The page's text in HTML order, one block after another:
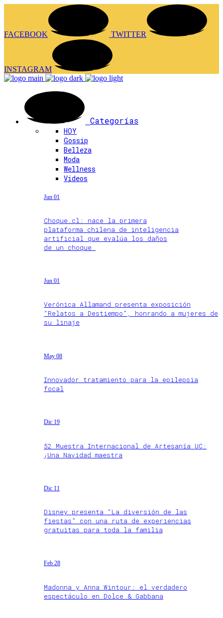
FACEBOOK TWITTER
INSTAGRAM
Categorías
HOY
Gossip
Belleza
Moda
Wellness
Videos
Jun 01
Choque.cl: nace la primera
plataforma chilena de inteligencia
artificial que evalúa los daños
de un choque
Jun 01
Verónica Allamand presenta exposición
“Relatos a Destiempo”, honrando a mujeres de
su linaje
May 08
Innovador tratamiento para la epilepsia
focal
Dic 19
52 Muestra Internacional de Artesanía UC:
¡Una Navidad maestra
Dic 11
Disney presenta “La diversión de las
fiestas” con una ruta de experiencias
gratuitas para toda la familia
Feb 28
Madonna y Anna Wintour: el verdadero
espectáculo en Dolce & Gabbana